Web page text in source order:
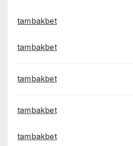
tambakbet
tambakbet
tambakbet
tambakbet
tambakbet